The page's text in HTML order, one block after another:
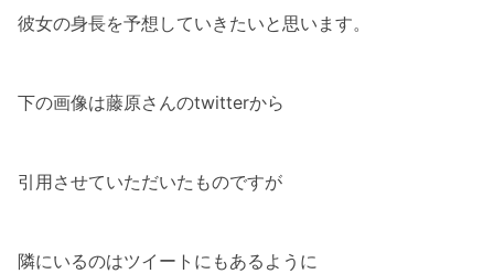
彼女の身長を予想していきたいと思います。
下の画像は藤原さんのtwitterから
引用させていただいたものですが
隣にいるのはツイートにもあるように